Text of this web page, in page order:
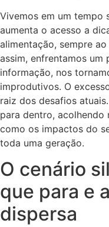
Vivemos em um tempo
aumenta o acesso a
alimentação, sempre
assim, enfrentamos um
informação, nos
improdutivos. O
raiz dos desafios
para dentro, acolhendo
como os impactos do
toda uma geração.
O cenário
que para e
dispersa